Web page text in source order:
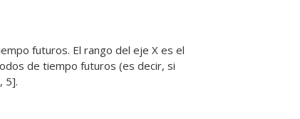
futuros. El rango del eje X es el
de tiempo futuros (es decir, si
5].